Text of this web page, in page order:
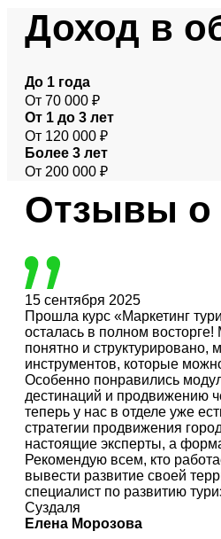
Доход в
До 1 года
От 70 000 ₽
От 1 до 3 лет
От 120 000 ₽
Более 3 лет
От 200 000 ₽
Отзывы о
15 сентября 2025
Прошла курс «Маркетинг
осталась в полном
понятно и
инструментов, которые
Особенно понравились
дестинаций и продвижению
теперь у нас в отделе уже
стратегии продвижения
настоящие эксперты, а
Рекомендую всем, кто
вывести развитие своей
специалист по развитию
Суздаля
Елена Морозова